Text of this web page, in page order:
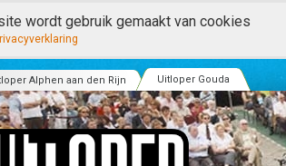
wordt gebruik gemaakt van cookies
Alphen aan den Rijn Uitloper Gouda